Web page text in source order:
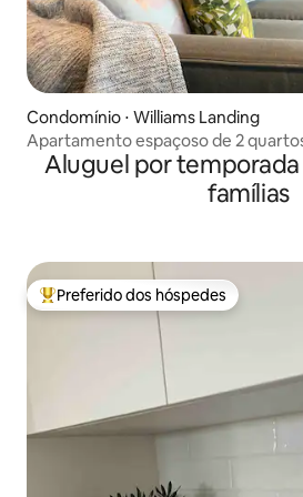
Condomínio ⋅ Williams Landing
Apartamento espaçoso de 2
Melbourne
Aluguel por temporada
famílias
Entre os melhores preferidos dos
Preferido dos hóspedes